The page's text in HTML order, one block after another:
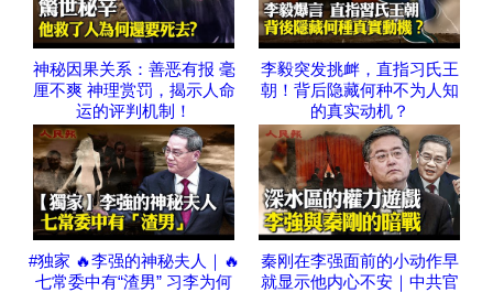
神秘因果关系：善恶有报 毫
厘不爽 神理赏罚，揭示人命
运的评判机制！
李毅突发挑衅，直指习氏王
朝！背后隐藏何种不为人知
的真实动机？
#独家 🔥李强的神秘夫人｜🔥
七常委中有“渣男” 习李为何
秦刚在李强面前的小动作早
就显示他内心不安｜中共官